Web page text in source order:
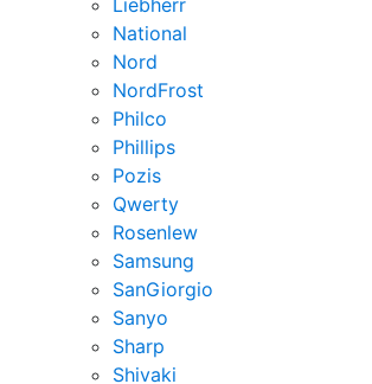
Liebherr
National
Nord
NordFrost
Philco
Phillips
Pozis
Qwerty
Rosenlew
Samsung
SanGiorgio
Sanyo
Sharp
Shivaki